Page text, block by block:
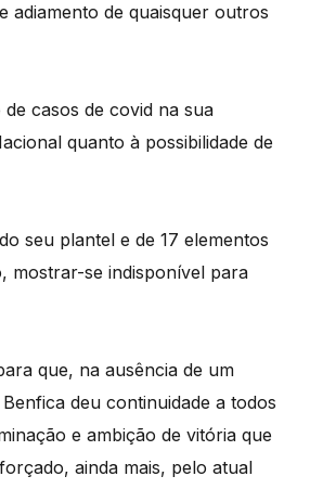
adiamento de quaisquer outros
casos de covid na sua
quanto à possibilidade de
seu plantel e de 17 elementos
mostrar-se indisponível para
que, na ausência de um
deu continuidade a todos
e ambição de vitória que
ainda mais, pelo atual